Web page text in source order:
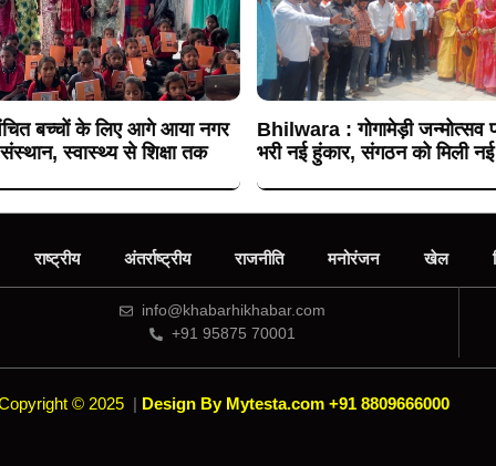
बच्चों के लिए आगे आया नगर
संस्थान, स्वास्थ्य से शिक्षा तक
Bhilwara : गोगामेड़ी जन्मोत्सव
भरी नई हुंकार, संगठन को मिली
राष्ट्रीय अंतर्राष्ट्रीय राजनीति मनोरंजन खेल
info@khabarhikhabar.com
+91 95875 70001
© 2025 | Design By Mytesta.com +91 8809666000